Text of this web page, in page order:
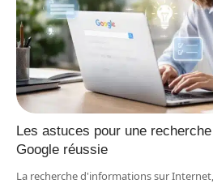
Les astuces pour une
Google réussie
La recherche d'informations sur